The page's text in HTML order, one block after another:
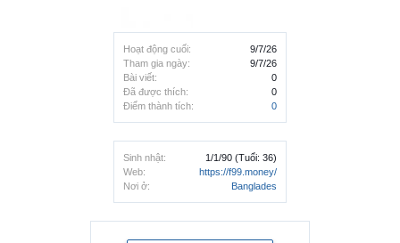
Hoạt động cuối:
9/7/26
Tham gia ngày:
9/7/26
Bài viết:
0
Đã được thích:
0
Điểm thành tích:
0
Sinh nhật: 1/1/90 (Tuổi: 36)
Web:
https://f99.money/
Nơi ở:
Banglades